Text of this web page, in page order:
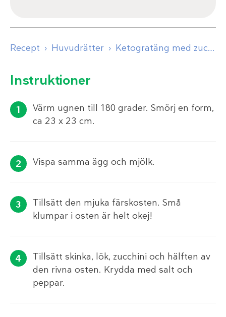
Recept Huvudrätter Ketogratäng med zucchini och skinka
Instruktioner
Värm ugnen till 180 grader. Smörj en form,
ca 23 x 23 cm.
Vispa samma ägg och mjölk.
Tillsätt den mjuka färskosten. Små
klumpar i osten är helt okej!
Tillsätt skinka, lök, zucchini och hälften av
den rivna osten. Krydda med salt och
peppar.